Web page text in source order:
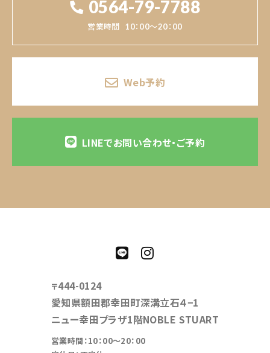
0564-79-7788
営業時間 10：00～20：00
Web予約
LINEでお問い合わせ・ご予約
〒444-0124
愛知県額田郡幸田町深溝立石４−1
ニュー幸田プラザ1階NOBLE STUART
営業時間：10：00～20：00